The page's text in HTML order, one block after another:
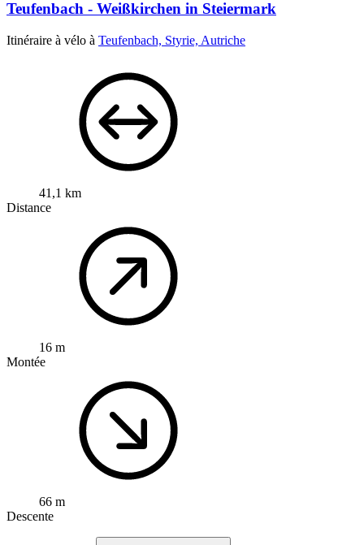
Teufenbach - Weißkirchen in Steiermark
Itinéraire à vélo à Teufenbach, Styrie, Autriche
41,1 km
Distance
16 m
Montée
66 m
Descente